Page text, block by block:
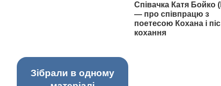
Співачка Катя Бойко
— про співпрацю з
поетесою Кохана і
кохання
Зібрали в одному